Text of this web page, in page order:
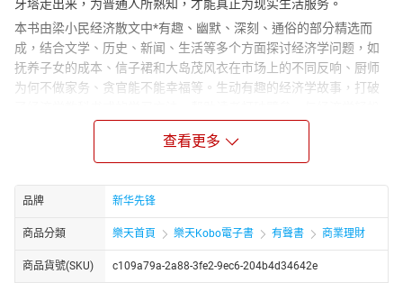
牙塔走出来，为普通人所熟知，才能真正为现实生活服务。
本书由梁小民经济散文中*有趣、幽默、深刻、通俗的部分精选而
成，结合文学、历史、新闻、生活等多个方面探讨经济学问题，如
抚养子女的成本、信子裙和大岛茂风衣在市场上的不同反响、厨师
为何不做家务、贪官能不能幸福等。生动有趣的经济学故事，打破
经济学家总把经济学解释为“经邦济世”之学，似乎学了经济学就可以
他地球就不转了。其实，经济学是一种人生哲学，是每个希望生活
更幸福的人的学问。它不是教人发财致富、经邦治国的，而是教人
正确对待人生的。把经济学作为生活哲学，才能看出那些技术分析
工具背后的深刻哲思。
作者简介：
查看更多
品牌 新华先锋
商品分類 樂天首頁 樂天Kobo電子書 有聲書 商業理財
商品貨號(SKU) c109a79a-2a88-3fe2-9ec6-204b4d34642e